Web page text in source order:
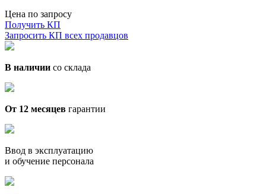
Цена по запросу
Получить КП
Запросить КП всех продавцов
В наличии со склада
От 12 месяцев гарантии
Ввод в эксплуатацию
и обучение персонала